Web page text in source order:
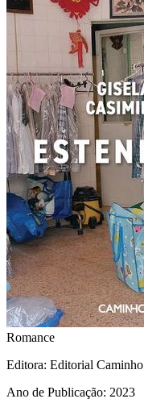
Romance
Editora: Editorial Caminho
Ano de Publicação: 2023